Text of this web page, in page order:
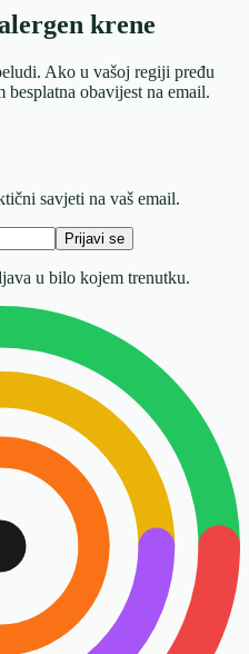
krene
Ako u vašoj regiji pređu
besplatna obavijest na email.
savjeti na vaš email.
Prijavi se
u bilo kojem trenutku.